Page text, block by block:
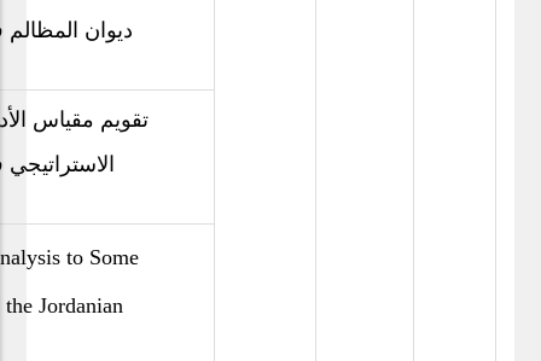
ديوان المظالم
تقويم مقياس
to Some
Jordanian